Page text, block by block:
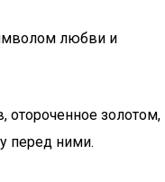
любви и
отороченное золотом,
перед ними.